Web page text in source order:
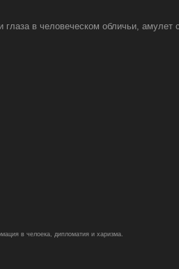
в человеческом обличьи, амулет
в челоека, дипломатия и харизма.